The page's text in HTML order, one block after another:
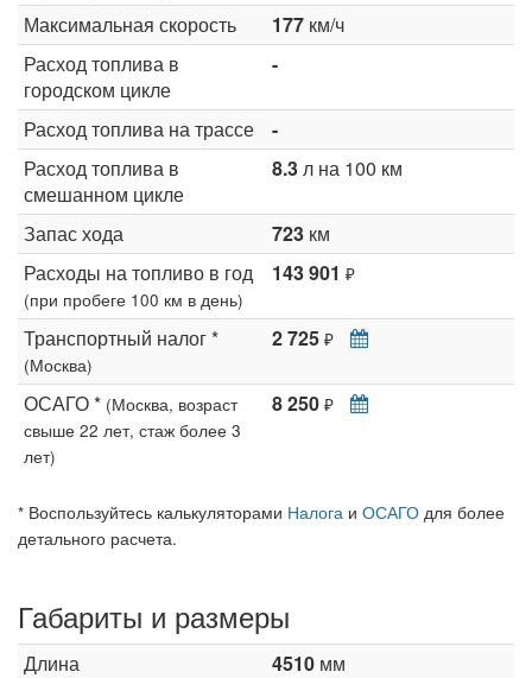
Максимальная скорость
177 км/ч
Расход топлива в
городском цикле
-
Расход топлива на трассе
-
Расход топлива в
смешанном цикле
8.3л на 100 км
Запас хода 723 км
Расходы на топливо в год
(при пробеге 100 км в день)
143 901 ₽
Транспортный налог *
(Москва)
2 725 ₽
ОСАГО * (Москва, возраст
свыше 22 лет, стаж более 3
лет)
8 250 ₽
* Воспользуйтесь калькуляторами Налога и ОСАГО для более
детального расчета.
Габариты и размеры
Длина 4510 мм